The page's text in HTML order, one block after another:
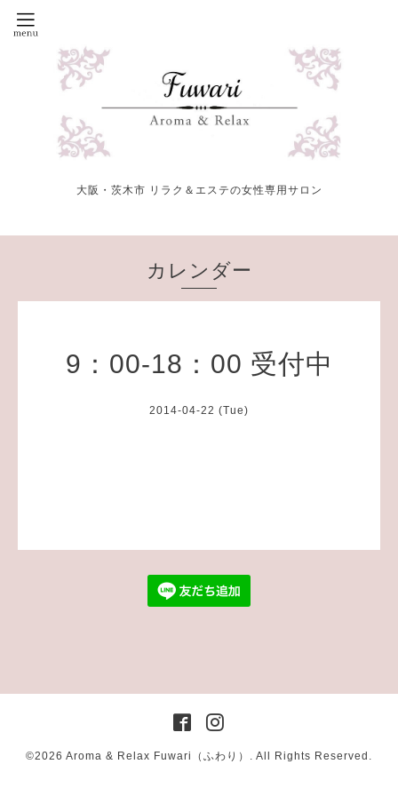
大阪・茨木市 リラク＆エステの女性専用サロン
カレンダー
9：00-18：00 受付中
2014-04-22 (Tue)
©2026 Aroma & Relax Fuwari（ふわり） . All Rights Reserved.